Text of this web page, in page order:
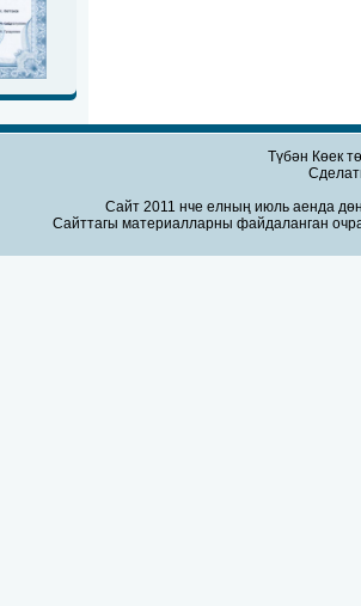
Түбән Көек
Сайт 2011 нче елның июль аенда
Сайттагы материалларны файдаланган